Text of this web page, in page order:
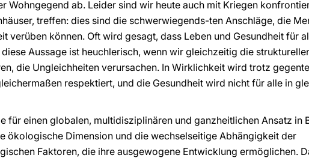
Wohngegend ab. Leider sind wir heute auch mit Kriegen
treffen: dies sind die schwerwiegends-ten Anschläge, die
verüben können. Oft wird gesagt, dass Leben und Gesundheit für
Aussage ist heuchlerisch, wenn wir gleichzeitig die
die Ungleichheiten verursachen. In Wirklichkeit wird trotz
respektiert, und die Gesundheit wird nicht für alle in
für einen globalen, multidisziplinären und ganzheitlichen Ansatz in
ökologische Dimension und die wechselseitige Abhängigkeit der
Faktoren, die ihre ausgewogene Entwicklung ermöglichen.